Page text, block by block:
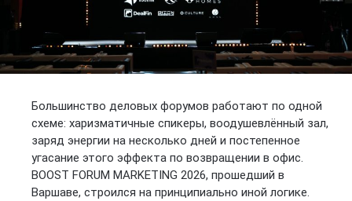
Большинство деловых форумов работают по одной
схеме: харизматичные спикеры, воодушевлённый зал,
заряд энергии на несколько дней и постепенное
угасание этого эффекта по возвращении в офис.
BOOST FORUM MARKETING 2026, прошедший в
Варшаве, строился на принципиально иной логике.